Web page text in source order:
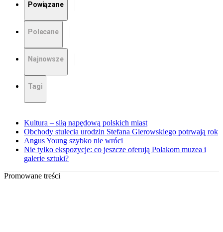
Powiązane
Polecane
Najnowsze
Tagi
Kultura – siłą napędową polskich miast
Obchody stulecia urodzin Stefana Gierowskiego potrwają rok
Angus Young szybko nie wróci
Nie tylko ekspozycje: co jeszcze oferują Polakom muzea i
galerie sztuki?
Promowane treści